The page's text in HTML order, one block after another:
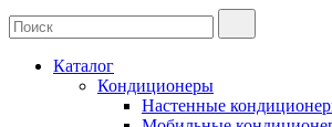
Каталог
Кондиционеры
Настенные